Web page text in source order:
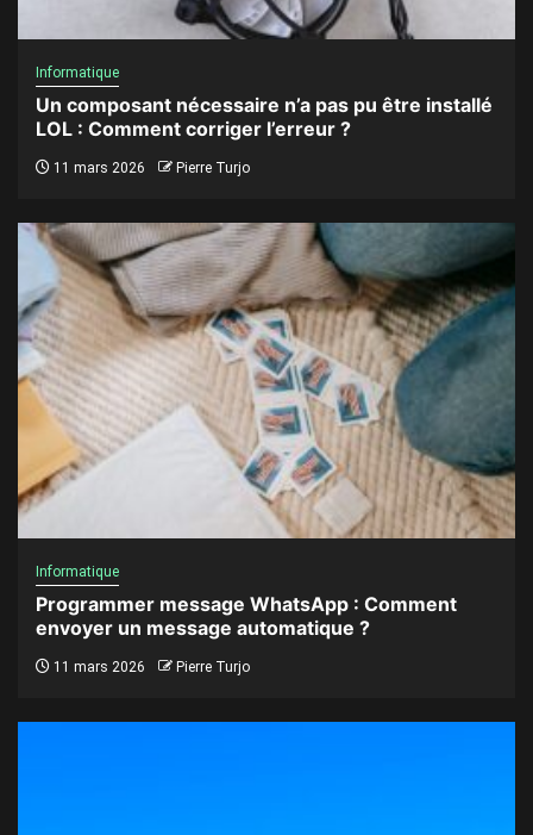
Informatique
Un composant nécessaire n’a pas pu être installé
LOL : Comment corriger l’erreur ?
11 mars 2026 Pierre Turjo
Informatique
Programmer message WhatsApp : Comment
envoyer un message automatique ?
11 mars 2026 Pierre Turjo